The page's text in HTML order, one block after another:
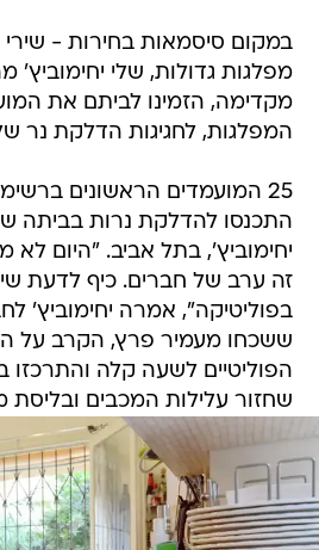
במקום סיסמאות בחירות - שירי
מפלגות גדולות, שלי יחימוביץ'
מקדימה, הזמינו לביתם את
המפלגות, לחגיגות הדלקת נר
25 המועמדים הראשונים
התכנסו להדלקת נרות בביתה
יחימוביץ', בתל אביב. "היום לא
זה ערב של חברים. כיף לדעת
בפוליטיקה", אמרה יחימוביץ'
ששכחו מעמיר פרץ, הקרב על
הפוליטיים לשעה קלה והתרכזו
שחזור עלילות המכבים ובליסת